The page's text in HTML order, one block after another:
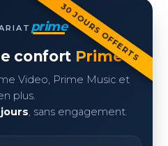
30 JOURS OFFERTS
prime
confort Prime
Video, Prime Music et
plus.
, sans engagement.